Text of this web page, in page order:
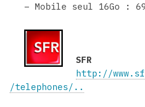
– Mobile seul 16Go :
SFR
http://
/telephones/..